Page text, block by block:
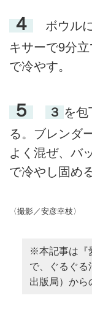
４
ボウル
キサーで9分
で冷やす。
５ ３ を包
る。ブレンダ
よく混ぜ、バ
で冷やし固める
〈撮影／安彦幸枝〉
※本記事は『
で、ぐるぐる
出版局）から